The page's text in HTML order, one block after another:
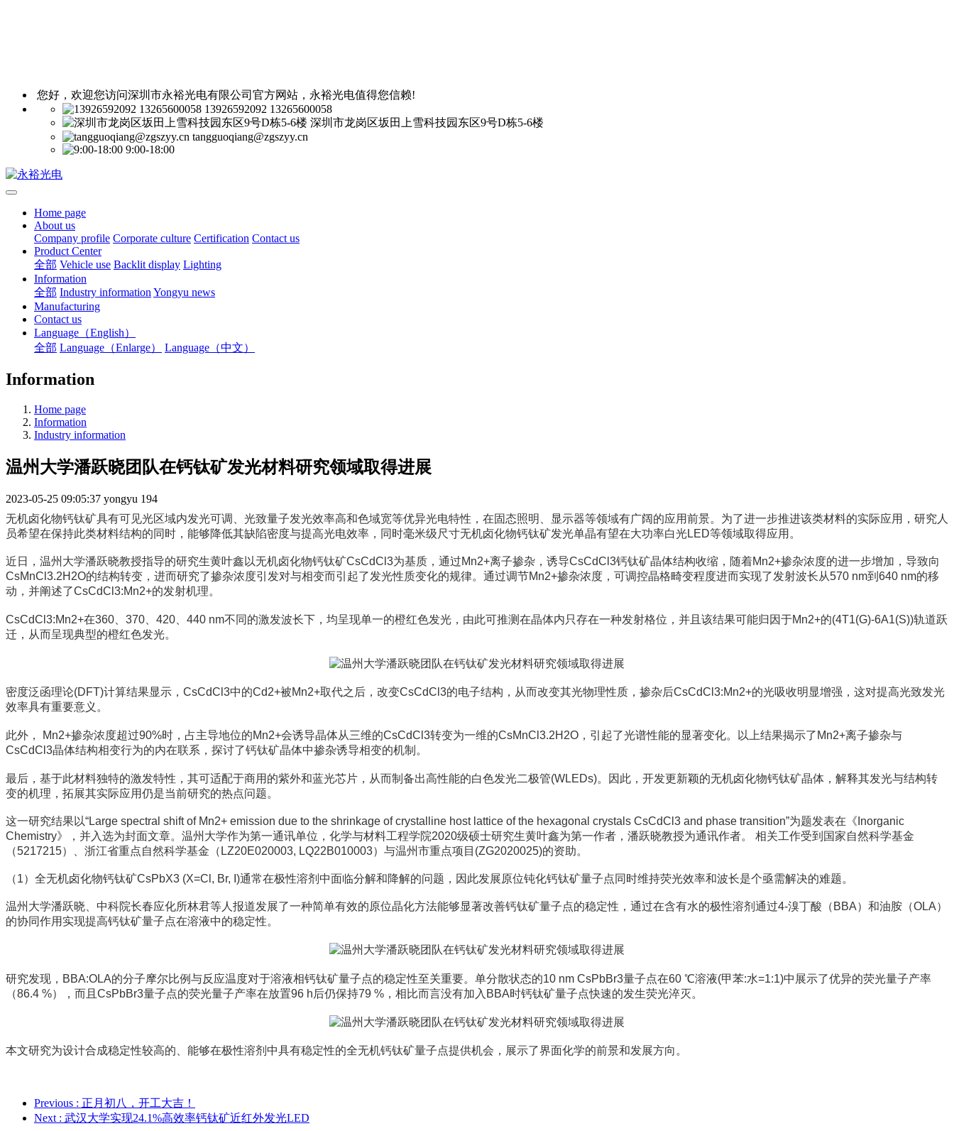
您好，欢迎您访问深圳市永裕光电有限公司官方网站，永裕光电值得您信赖!
13926592092 13265600058
深圳市龙岗区坂田上雪科技园东区9号D栋5-6楼
tangguoqiang@zgszyy.cn
9:00-18:00
Home page
About us
Company profile Corporate culture Certification Contact us
Product Center
全部 Vehicle use Backlit display Lighting
Information
全部 Industry information Yongyu news
Manufacturing
Contact us
Language（English）
全部 Language（Enlarge） Language（中文）
Information
Home page
Information
Industry information
温州大学潘跃晓团队在钙钛矿发光材料研究领域取得进展
2023-05-25 09:05:37 yongyu 194
无机卤化物钙钛矿具有可见光区域内发光可调、光致量子发光效率高和色域宽等优异光电特性，在固态照明、显示器等领域有广阔的应用前景。为了进一步推进该类材料的实际应用，研究人
员希望在保持此类材料结构的同时，能够降低其缺陷密度与提高光电效率，同时毫米级尺寸无机卤化物钙钛矿发光单晶有望在大功率白光LED等领域取得应用。
近日，温州大学潘跃晓教授指导的研究生黄叶鑫以无机卤化物钙钛矿CsCdCl3为基质，通过Mn2+离子掺杂，诱导CsCdCl3钙钛矿晶体结构收缩，随着Mn2+掺杂浓度的进一步增加，导致向
CsMnCl3.2H2O的结构转变，进而研究了掺杂浓度引发对与相变而引起了发光性质变化的规律。通过调节Mn2+掺杂浓度，可调控晶格畸变程度进而实现了发射波长从570 nm到640 nm的移
动，并阐述了CsCdCl3:Mn2+的发射机理。
CsCdCl3:Mn2+在360、370、420、440 nm不同的激发波长下，均呈现单一的橙红色发光，由此可推测在晶体内只存在一种发射格位，并且该结果可能归因于Mn2+的(4T1(G)-6A1(S))轨道跃
迁，从而呈现典型的橙红色发光。
密度泛函理论(DFT)计算结果显示，CsCdCl3中的Cd2+被Mn2+取代之后，改变CsCdCl3的电子结构，从而改变其光物理性质，掺杂后CsCdCl3:Mn2+的光吸收明显增强，这对提高光致发光
效率具有重要意义。
此外， Mn2+掺杂浓度超过90%时，占主导地位的Mn2+会诱导晶体从三维的CsCdCl3转变为一维的CsMnCl3.2H2O，引起了光谱性能的显著变化。以上结果揭示了Mn2+离子掺杂与
CsCdCl3晶体结构相变行为的内在联系，探讨了钙钛矿晶体中掺杂诱导相变的机制。
最后，基于此材料独特的激发特性，其可适配于商用的紫外和蓝光芯片，从而制备出高性能的白色发光二极管(WLEDs)。因此，开发更新颖的无机卤化物钙钛矿晶体，解释其发光与结构转
变的机理，拓展其实际应用仍是当前研究的热点问题。
这一研究结果以“Large spectral shift of Mn2+ emission due to the shrinkage of crystalline host lattice of the hexagonal crystals CsCdCl3 and phase transition”为题发表在《Inorganic
Chemistry》，并入选为封面文章。温州大学作为第一通讯单位，化学与材料工程学院2020级硕士研究生黄叶鑫为第一作者，潘跃晓教授为通讯作者。 相关工作受到国家自然科学基金
（5217215）、浙江省重点自然科学基金（LZ20E020003, LQ22B010003）与温州市重点项目(ZG2020025)的资助。
（1）全无机卤化物钙钛矿CsPbX3 (X=Cl, Br, I)通常在极性溶剂中面临分解和降解的问题，因此发展原位钝化钙钛矿量子点同时维持荧光效率和波长是个亟需解决的难题。
温州大学潘跃晓、中科院长春应化所林君等人报道发展了一种简单有效的原位晶化方法能够显著改善钙钛矿量子点的稳定性，通过在含有水的极性溶剂通过4-溴丁酸（BBA）和油胺（OLA）
的协同作用实现提高钙钛矿量子点在溶液中的稳定性。
研究发现，BBA:OLA的分子摩尔比例与反应温度对于溶液相钙钛矿量子点的稳定性至关重要。单分散状态的10 nm CsPbBr3量子点在60 ℃溶液(甲苯:水=1:1)中展示了优异的荧光量子产率
（86.4 %），而且CsPbBr3量子点的荧光量子产率在放置96 h后仍保持79 %，相比而言没有加入BBA时钙钛矿量子点快速的发生荧光淬灭。
本文研究为设计合成稳定性较高的、能够在极性溶剂中具有稳定性的全无机钙钛矿量子点提供机会，展示了界面化学的前景和发展方向。
Previous : 正月初八，开工大吉！
Next : 武汉大学实现24.1%高效率钙钛矿近红外发光LED